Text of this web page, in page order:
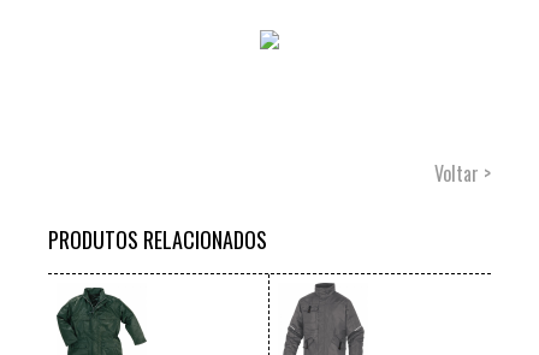
Voltar >
PRODUTOS RELACIONADOS